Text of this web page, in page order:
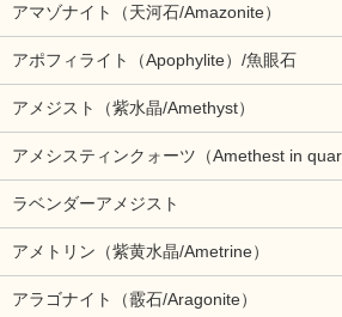
アマゾナイト（天河石/Amazonite）
アポフィライト（Apophylite）/魚眼石
アメジスト（紫水晶/Amethyst）
アメシスティンクォーツ（Amethest in
ラベンダーアメジスト
アメトリン（紫黄水晶/Ametrine）
アラゴナイト（霰石/Aragonite）